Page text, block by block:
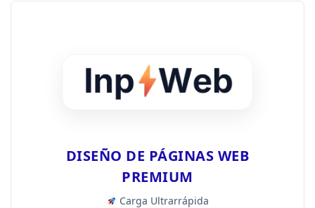
DISEÑO DE PÁGINAS WEB
PREMIUM
Carga Ultrarrápida